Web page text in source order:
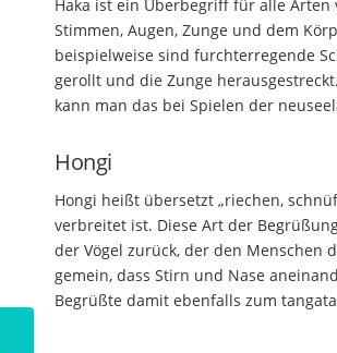
Haka ist ein Überbegriff für alle Arten
Stimmen, Augen, Zunge und dem
beispielweise sind furchterregende
gerollt und die Zunge
kann man das bei Spielen der
Hongi
Hongi heißt übersetzt „riechen,
verbreitet ist. Diese Art der
der Vögel zurück, der den Menschen
gemein, dass Stirn und Nase
Begrüßte damit ebenfalls zum